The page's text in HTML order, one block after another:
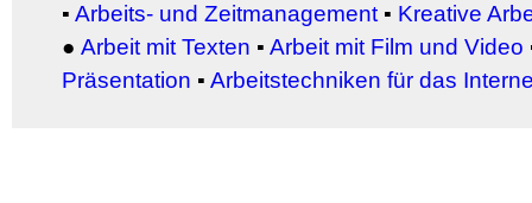
▪ Arbeits- und Zeitmanagement ▪ Kreative
● Arbeit mit Texten ▪ Arbeit mit Film und Video
Präsentation ▪ Arbeitstechniken für das